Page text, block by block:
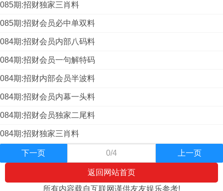
085期:招财独家三肖料
085期:招财会员必中单双料
084期:招财会员内部八码料
084期:招财会员一句解特码
084期:招财内部会员半波料
084期:招财会员内幕一头料
084期:招财会员独家二尾料
084期:招财独家三肖料
下一页 0/4 上一页
返回网站首页
所有内容载自互联网谨供友友娱乐参考!